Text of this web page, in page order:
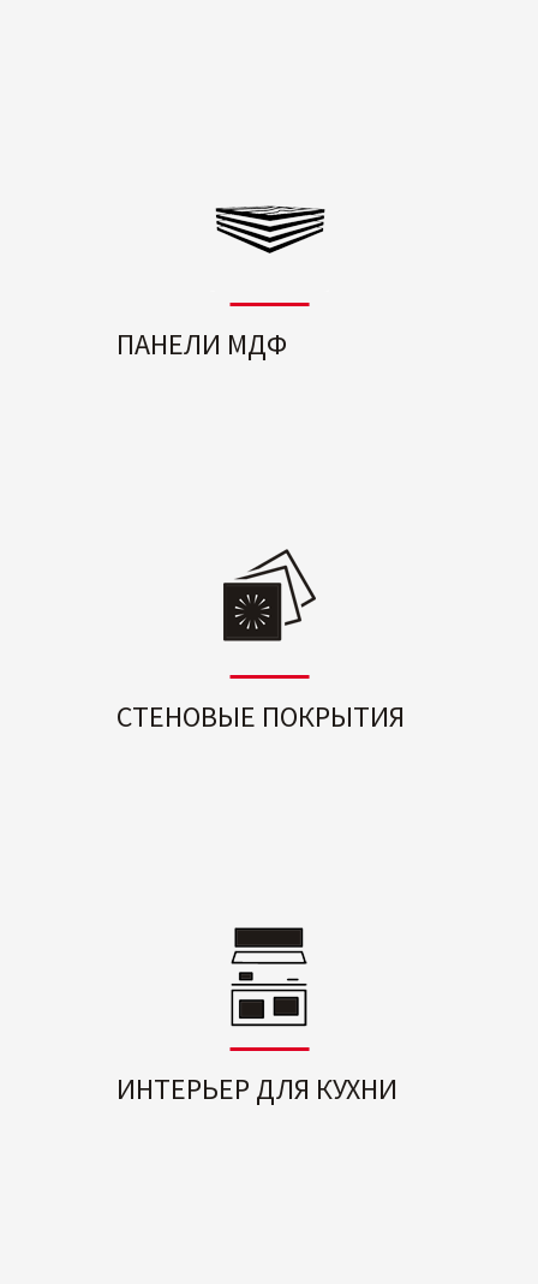
ПАНЕЛИ МДФ
СТЕНОВЫЕ ПОКРЫТИЯ
ИНТЕРЬЕР ДЛЯ КУХНИ